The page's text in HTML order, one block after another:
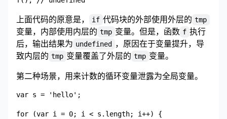
上面代码的原意是， if 代码块的外部使用外层的 tmp
变量，内部使用内层的 tmp 变量。但是，函数 f 执行
后，输出结果为 undefined
，原因在于变量提升，导
致内层的 tmp 变量覆盖了外层的 tmp 变量。
第二种场景，用来计数的循环变量泄露为全局变量。
var s = 'hello';
for (var i = 0; i < s.length; i++) {